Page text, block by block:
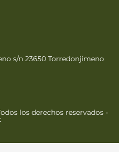
s/n 23650 Torredonjimeno
los derechos reservados -